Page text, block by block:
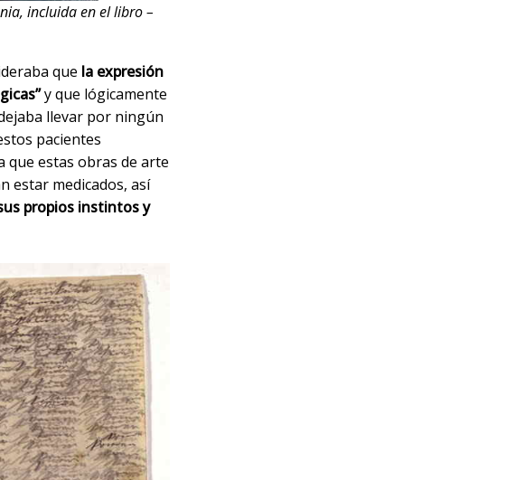
incluida en el libro –
que la expresión
y que lógicamente
llevar por ningún
pacientes
que estas obras de arte
estar medicados, así
propios instintos y